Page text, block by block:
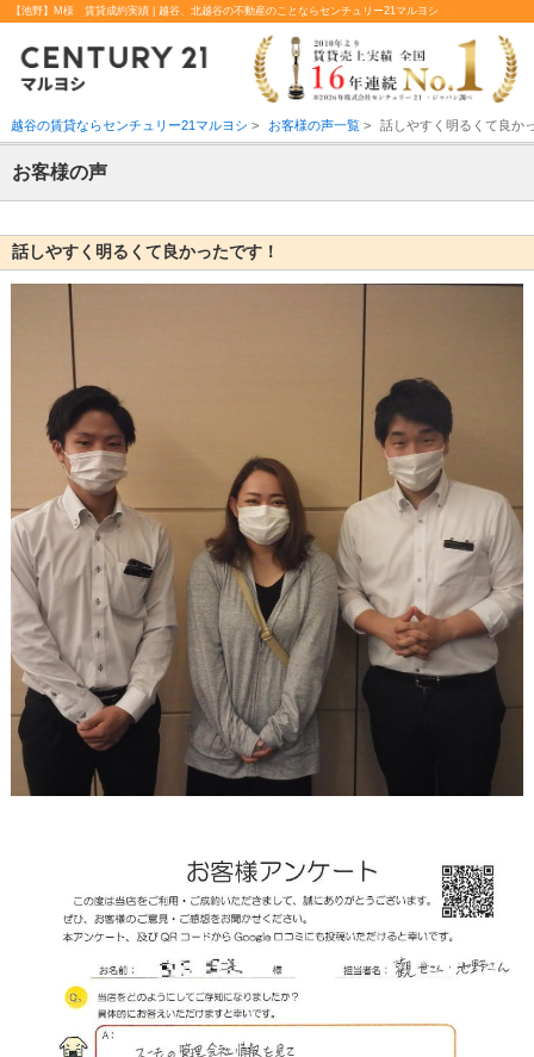
【池野】M様 賃貸成約実績 | 越谷、北越谷の不動産のことならセンチュリー21マルヨシ
越谷の賃貸ならセンチュリー21マルヨシ > お客様の声一覧> 話しやすく明るくて良か
お客様の声
話しやすく明るくて良かったです！